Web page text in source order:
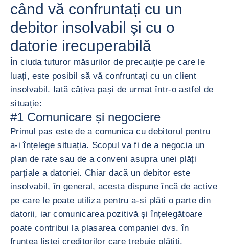
când vă confruntați cu un
debitor insolvabil și cu o
datorie irecuperabilă
În ciuda tuturor măsurilor de precauție pe care le
luați, este posibil să vă confruntați cu un client
insolvabil. Iată câțiva pași de urmat într-o astfel de
situație:
#1 Comunicare și negociere
Primul pas este de a comunica cu debitorul pentru
a-i înțelege situația. Scopul va fi de a negocia un
plan de rate sau de a conveni asupra unei plăți
parțiale a datoriei. Chiar dacă un debitor este
insolvabil, în general, acesta dispune încă de active
pe care le poate utiliza pentru a-și plăti o parte din
datorii, iar comunicarea pozitivă și înțelegătoare
poate contribui la plasarea companiei dvs. în
fruntea listei creditorilor care trebuie plătiți.